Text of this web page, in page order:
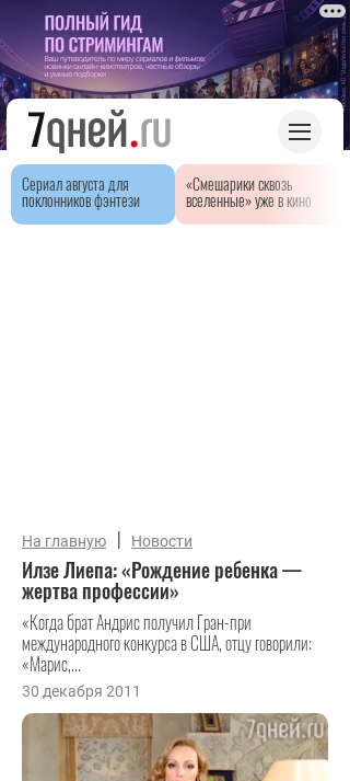
Сериал августа для
поклонников фэнтези
«Смешарики сквозь
вселенные» уже в кино
На главную | Новости
Илзе Лиепа: «Рождение ребенка —
жертва профессии»
«Когда брат Андрис получил Гран-при
международного конкурса в США, отцу говорили:
«Марис,...
30 декабря 2011